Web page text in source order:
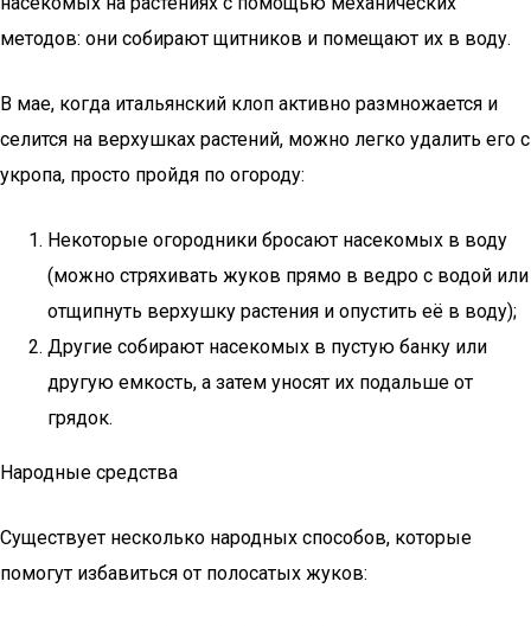
методов: они собирают щитников и помещают их в воду.
В мае, когда итальянский клоп активно размножается и
селится на верхушках растений, можно легко удалить его с
укропа, просто пройдя по огороду:
Некоторые огородники бросают насекомых в воду
(можно стряхивать жуков прямо в ведро с водой или
отщипнуть верхушку растения и опустить её в воду);
Другие собирают насекомых в пустую банку или
другую емкость, а затем уносят их подальше от
грядок.
Народные средства
Существует несколько народных способов, которые
помогут избавиться от полосатых жуков: